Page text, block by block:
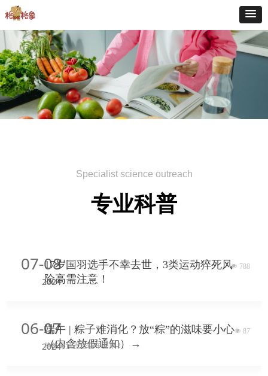
专业科普
Specialist science outreach
2024
07-0817岁国羽选手不幸去世，3类运动猝死风
险高需注意！
넶 788
2024
06-07端午 | 粽子难消化？放“粽”的滋味要小心
（内含放假通知）→
格格象预祝您端午安康！
넶 87